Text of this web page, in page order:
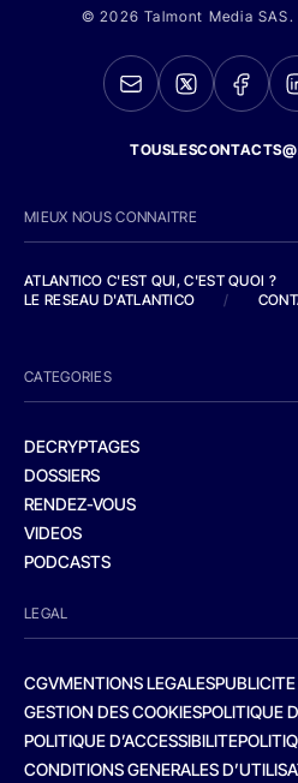
© 2026 Talmont Media
MIEUX NOUS CONNAITRE
ATLANTICO C'EST QUI, C'EST QUOI ?
LE RESEAU D'ATLANTICO
/
CATEGORIES
DECRYPTAGES
DOSSIERS
RENDEZ-VOUS
VIDEOS
PODCASTS
LEGAL
CGVMENTIONS LEGALES
GESTION DES COOKIESPOLITIQUE
POLITIQUE D’ACCESSIBILITE
CONDITIONS GENERALES